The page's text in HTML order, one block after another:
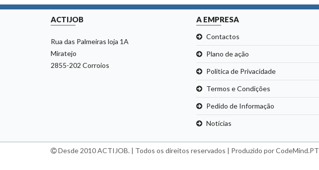
ACTIJOB
Rua das Palmeiras loja 1A
Miratejo
2855-202 Corroios
A EMPRESA
Contactos
Plano de ação
Politica de Privacidade
Termos e Condições
Pedido de Informação
Notícias
Desde 2010 ACTIJOB. | Todos os direitos reservados | Produzido por CodeMind.PT